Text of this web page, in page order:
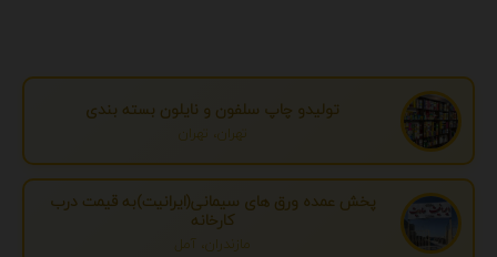
تولیدو چاپ سلفون و نایلون بسته بندی
تهران، تهران
پخش عمده ورق های سیمانی(ایرانیت)به قیمت درب
کارخانه
مازندران، آمل